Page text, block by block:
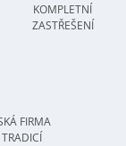
KOMPLETNÍ
ZASTŘEŠENÍ
FIRMA